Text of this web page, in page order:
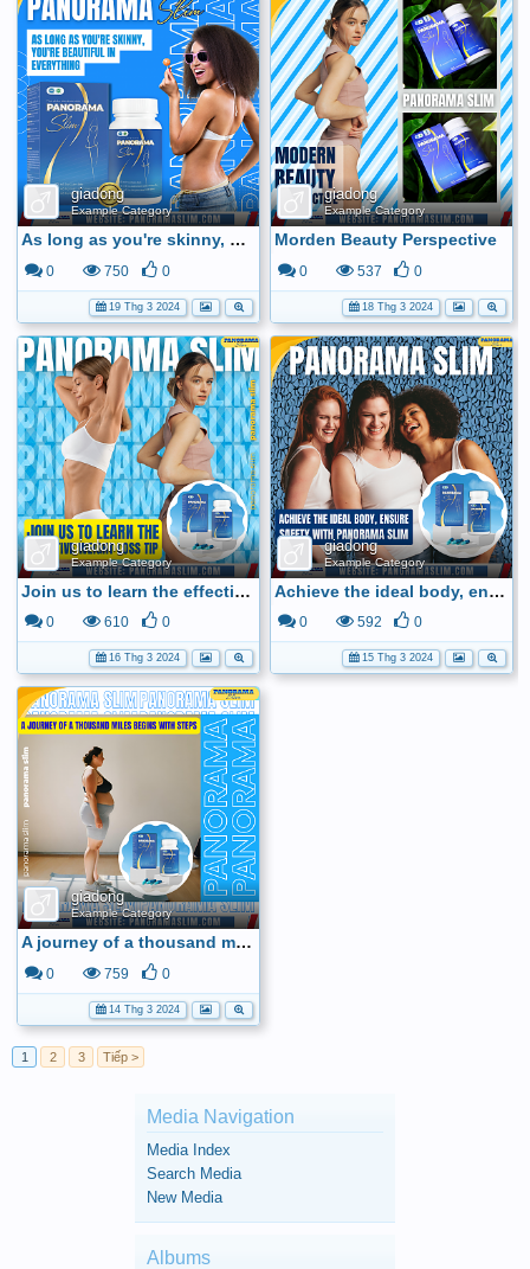
giadong
Example Category
As long as you're skinny, you're beautiful in everything
0 750 0
19 Thg 3 2024
giadong
Example Category
Morden Beauty Perspective
0 537 0
18 Thg 3 2024
giadong
Example Category
Join us to learn the effective weight loss tip
0 610 0
16 Thg 3 2024
giadong
Example Category
Achieve the ideal body, ensure safety with Panorama Slim
0 592 0
15 Thg 3 2024
giadong
Example Category
A journey of a thousand miles begins with steps
0 759 0
14 Thg 3 2024
1 2 3 Tiếp >
Media Navigation
Media Index
Search Media
New Media
Albums